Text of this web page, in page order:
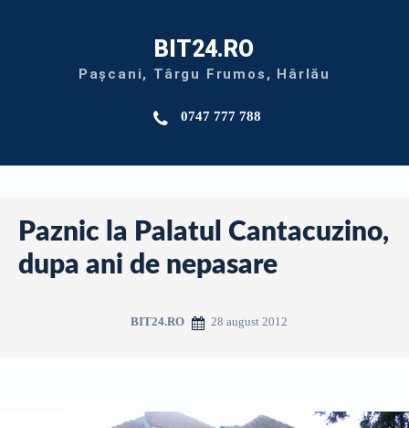
BIT24.RO
Pașcani, Târgu Frumos, Hârlău
0747 777 788
Paznic la Palatul Cantacuzino,
dupa ani de nepasare
BIT24.RO 28 august 2012